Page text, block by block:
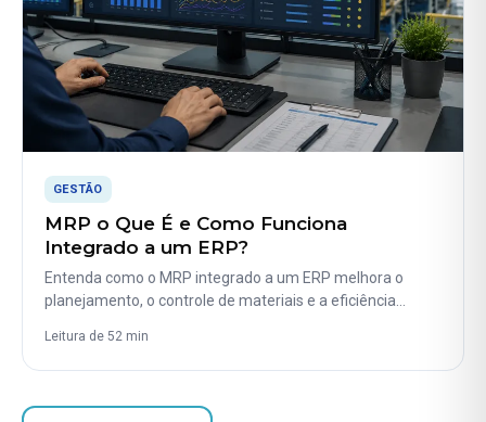
GESTÃO
MRP o Que É e Como Funciona
Integrado a um ERP?
Entenda como o MRP integrado a um ERP melhora o
planejamento, o controle de materiais e a eficiência…
Leitura de 52 min